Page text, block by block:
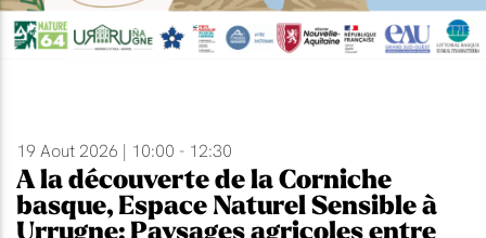
19 Aout 2026 | 10:00 - 12:30
A la découverte de la Corniche
basque, Espace Naturel Sensible à